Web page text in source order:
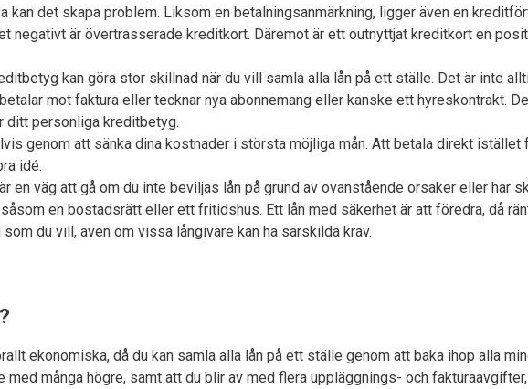
det skapa problem. Liksom en betalningsanmärkning, ligger även en
negativt är övertrasserade kreditkort. Däremot är ett outnyttjat kreditkort en
kan göra stor skillnad när du vill samla alla lån på ett ställe. Det är inte
mot faktura eller tecknar nya abonnemang eller kanske ett hyreskontrakt.
ditt personliga kreditbetyg.
genom att sänka dina kostnader i största möjliga mån. Att betala direkt istället
idé.
en väg att gå om du inte beviljas lån på grund av ovanstående orsaker eller har
en bostadsrätt eller ett fritidshus. Ett lån med säkerhet är att föredra, då
du vill, även om vissa långivare kan ha särskilda krav.
ekonomiska, då du kan samla alla lån på ett ställe genom att baka ihop alla
många högre, samt att du blir av med flera uppläggnings- och